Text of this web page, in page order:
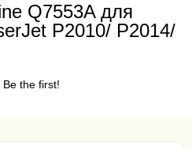
Q7553A для
P2010/ P2014/
the first!